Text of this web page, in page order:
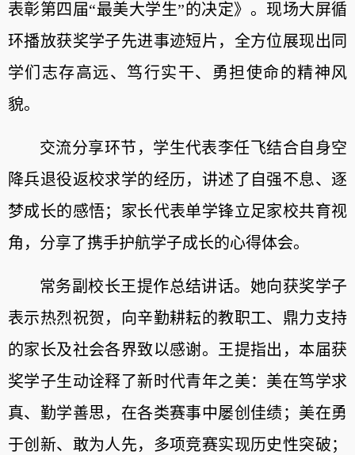
表彰第四届“最美大学生”的决定》。现场大屏循
环播放获奖学子先进事迹短片，全方位展现出同
学们志存高远、笃行实干、勇担使命的精神风
貌。
交流分享环节，学生代表李任飞结合自身空
降兵退役返校求学的经历，讲述了自强不息、逐
梦成长的感悟；家长代表单学锋立足家校共育视
角，分享了携手护航学子成长的心得体会。
常务副校长王提作总结讲话。她向获奖学子
表示热烈祝贺，向辛勤耕耘的教职工、鼎力支持
的家长及社会各界致以感谢。王提指出，本届获
奖学子生动诠释了新时代青年之美：美在笃学求
真、勤学善思，在各类赛事中屡创佳绩；美在勇
于创新、敢为人先，多项竞赛实现历史性突破；